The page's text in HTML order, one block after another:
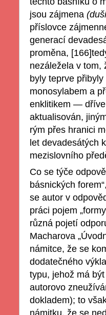
jsou zájmena
příslovce
generací
proměna,
nezáležela v tom,
byly teprve
monosylabem a
enklitikem — dříve
aktualisován,
rým přes hranici
let devadesátých
mezislovního
Co se týče
básnických
se autor v
práci pojem
různá pojetí
Macharova
námitce, že se
dodatečného
typu, jehož má
autorovo
dokladem); to
námitku, že se